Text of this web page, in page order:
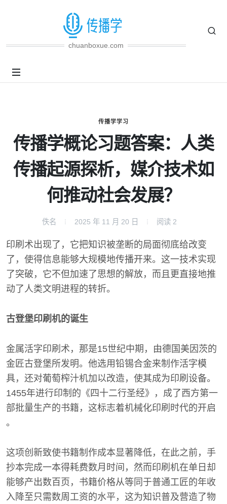
chuanboxue.com
传播学学习
传播学概论习题答案：人类
传播起源探析，媒介技术如
何推动社会发展？
佚名 2025 年 11 月 20 日 阅读 2
印刷术出现了，它把知识被垄断的局面彻底给改变
了，使得信息能够大规模地传播开来。这一技术实现
了突破，它不但加速了思想的解放，而且更直接地推
动了人类文明进程的转折。
古登堡印刷机的诞生
金属活字印刷术，那是15世纪中期，由德国美因茨的
金匠古登堡所发明。他选用铅锡合金来制作活字模
具，还对葡萄榨汁机加以改造，使其成为印刷设备。
1455年进行印制的《四十二行圣经》，成了西方第一
部批量生产的书籍，这标志着机械化印刷时代的开启
。
这项创新致使书籍制作成本显著降低，在此之前，手
抄本完成一本得耗费数月时间，然而印刷机在单日却
能够产出数百页，书籍价格从等同于普通工匠的年收
入降至只需数周工资的水平，这为知识普及营造了物